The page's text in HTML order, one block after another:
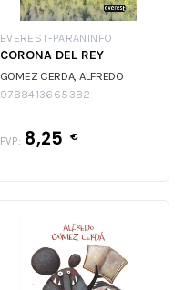
EVEREST-PARANINFO
CORONA DEL REY
GOMEZ CERDA, ALFREDO
9788413665382
PVP: 8,25 €